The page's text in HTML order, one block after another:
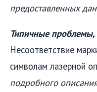
предоставленных
Типичные проблемы,
Несоответствие
символам лазерной
подробного